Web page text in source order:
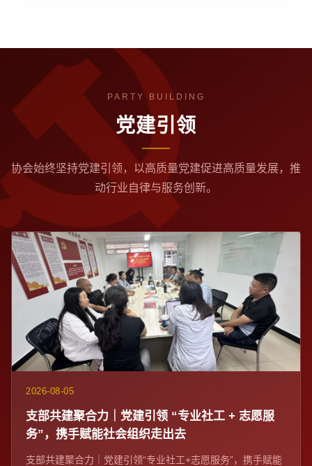
党建引领
协会始终坚持党建引领，以高质量党建促进高质量发展，推
动行业自律与服务创新。
2026-08-05
支部共建聚合力｜党建引领 “专业社工 + 志愿服
务”，携手赋能社会组织走出去
支部共建聚合力｜党建引领“专业社工+志愿服务”，携手赋能